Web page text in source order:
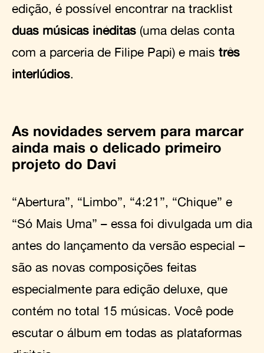
edição, é possível encontrar na tracklist
duas músicas inéditas (uma delas conta
com a parceria de Filipe Papi) e mais três
interlúdios.
As novidades servem para marcar
ainda mais o delicado primeiro
projeto do Davi
“Abertura”, “Limbo”, “4:21”, “Chique” e
“Só Mais Uma” – essa foi divulgada um dia
antes do lançamento da versão especial –
são as novas composições feitas
especialmente para edição deluxe, que
contém no total 15 músicas. Você pode
escutar o álbum em todas as plataformas